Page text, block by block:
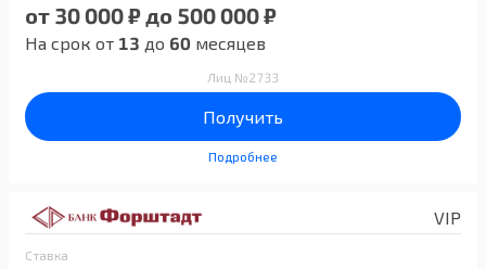
от 30 000 ₽ до 500 000 ₽
На срок от 13 до 60 месяцев
Лиц №2733
Получить
Подробнее
VIP
Ставка